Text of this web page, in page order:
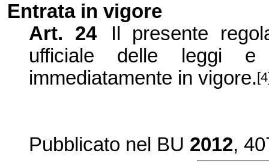
Entrata in vigore
Art. 24
Il presente
ufficiale delle leggi
immediatamente in vigore.
Pubblicato nel BU 2012,